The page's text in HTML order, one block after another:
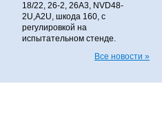
18/22, 26-2, 26А3, NVD48-
2U,A2U, шкода 160, с
регулировкой на
испытательном стенде.
Все новости »